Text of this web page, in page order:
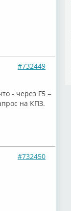
#732449
- через F5 =
на КПЗ.
#732450